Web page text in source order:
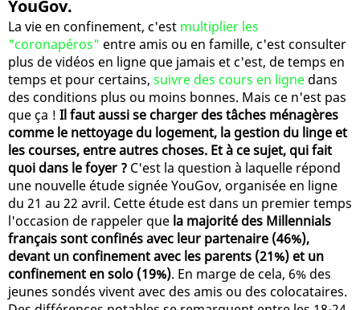
YouGov.
La vie en confinement, c'est multiplier les
"coronapéros" entre amis ou en famille, c'est consulter
plus de vidéos en ligne que jamais et c'est, de temps en
temps et pour certains, suivre des cours en ligne dans
des conditions plus ou moins bonnes. Mais ce n'est pas
que ça ! Il faut aussi se charger des tâches ménagères
comme le nettoyage du logement, la gestion du linge et
les courses, entre autres choses. Et à ce sujet, qui fait
quoi dans le foyer ? C'est la question à laquelle répond
une nouvelle étude signée YouGov, organisée en ligne
du 21 au 22 avril. Cette étude est dans un premier temps
l'occasion de rappeler que la majorité des Millennials
français sont confinés avec leur partenaire (46%),
devant un confinement avec les parents (21%) et un
confinement en solo (19%). En marge de cela, 6% des
jeunes sondés vivent avec des amis ou des colocataires.